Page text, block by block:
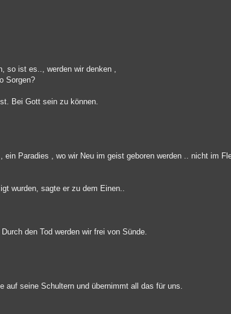
so ist es.., werden wir denken ,
Sorgen?
Bei Gott sein zu können.
Paradies , wo wir Neu im geist geboren werden .. nicht im
wurden, sagte er zu dem Einen..
den Tod werden wir frei von Sünde.
auf seine Schultern und übernimmt all das für uns.